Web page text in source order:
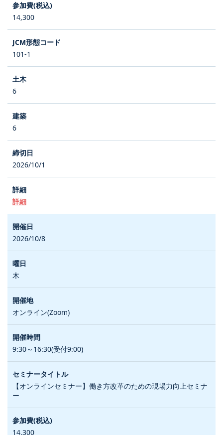
14,300
101-1
6
6
2026/10/1
詳細
2026/10/8
木
オンライン(Zoom)
9:30～16:30(受付9:00)
【オンラインセミナー】働き方改革のための現場力向上セミナ
ー
14,300